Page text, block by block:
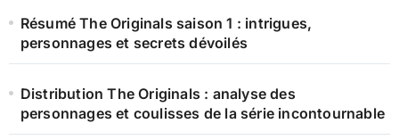
Résumé The Originals saison 1 : intrigues,
personnages et secrets dévoilés
Distribution The Originals : analyse des
personnages et coulisses de la série incontournable